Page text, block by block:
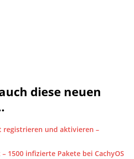
diese neuen
registrieren und aktivieren –
1500 infizierte Pakete bei CachyOS